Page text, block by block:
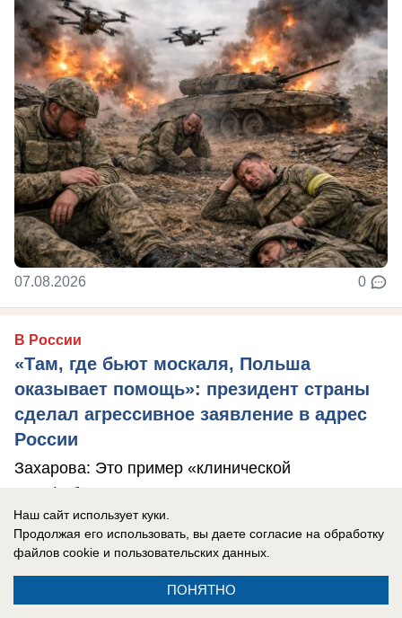
07.08.2026 0
В России
«Там, где бьют москаля, Польша
оказывает помощь»: президент страны
сделал агрессивное заявление в адрес
России
Захарова: Это пример «клинической
русофобии», которая «влияет на когнитивные
способности».
Наш сайт использует куки.
Продолжая его использовать, вы даете согласие на обработку
файлов cookie и пользовательских данных.
ПОНЯТНО